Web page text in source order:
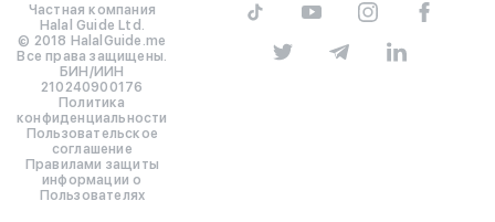
Частная компания
Halal Guide Ltd.
© 2018 HalalGuide.me
Все права защищены.
БИН/ИИН
210240900176
Политика
конфиденциальности
Пользовательское
соглашение
Правилами защиты
информации о
Пользователях